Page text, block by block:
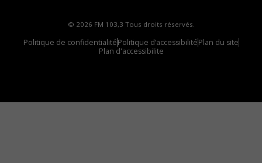
© 2026 FM 103,3 Tous droits réservés.
Politique de confidentialitéPolitique d’accessibilitéPlan du site
Plan d'accessibilite